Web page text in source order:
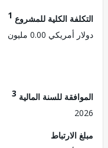
الكلية للمشروع1
0.00 مليون
للسنة المالية3